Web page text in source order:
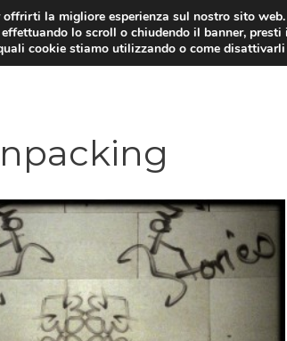
la migliore esperienza sul nostro sito web.
lo scroll o chiudendo il banner,
cookie stiamo utilizzando o come